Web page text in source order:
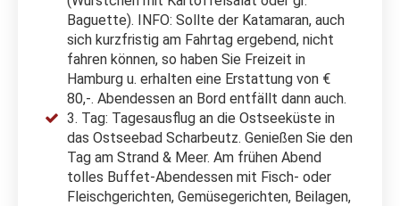
Baguette). INFO: Sollte der Katamaran, auch
sich kurzfristig am Fahrtag ergebend, nicht
fahren können, so haben Sie Freizeit in
Hamburg u. erhalten eine Erstattung von €
80,-. Abendessen an Bord entfällt dann auch.
3. Tag: Tagesausflug an die Ostseeküste in
das Ostseebad Scharbeutz. Genießen Sie den
Tag am Strand & Meer. Am frühen Abend
tolles Buffet-Abendessen mit Fisch- oder
Fleischgerichten, Gemüsegerichten, Beilagen,